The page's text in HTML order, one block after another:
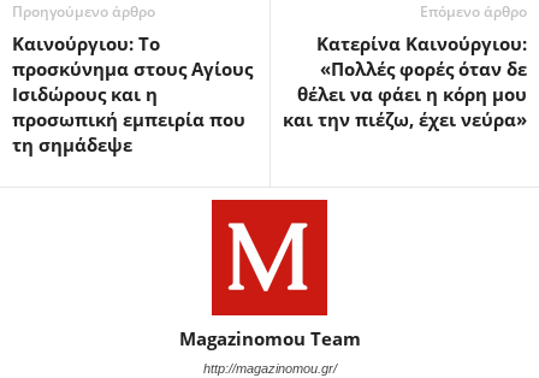
Προηγούμενο άρθρο
Καινούργιου: Το
προσκύνημα στους Αγίους
Ισιδώρους και η
προσωπική εμπειρία που
τη σημάδεψε
Επόμενο άρθρο
Κατερίνα Καινούργιου:
«Πολλές φορές όταν δε
θέλει να φάει η κόρη μου
και την πιέζω, έχει νεύρα»
Magazinomou Team
http://magazinomou.gr/